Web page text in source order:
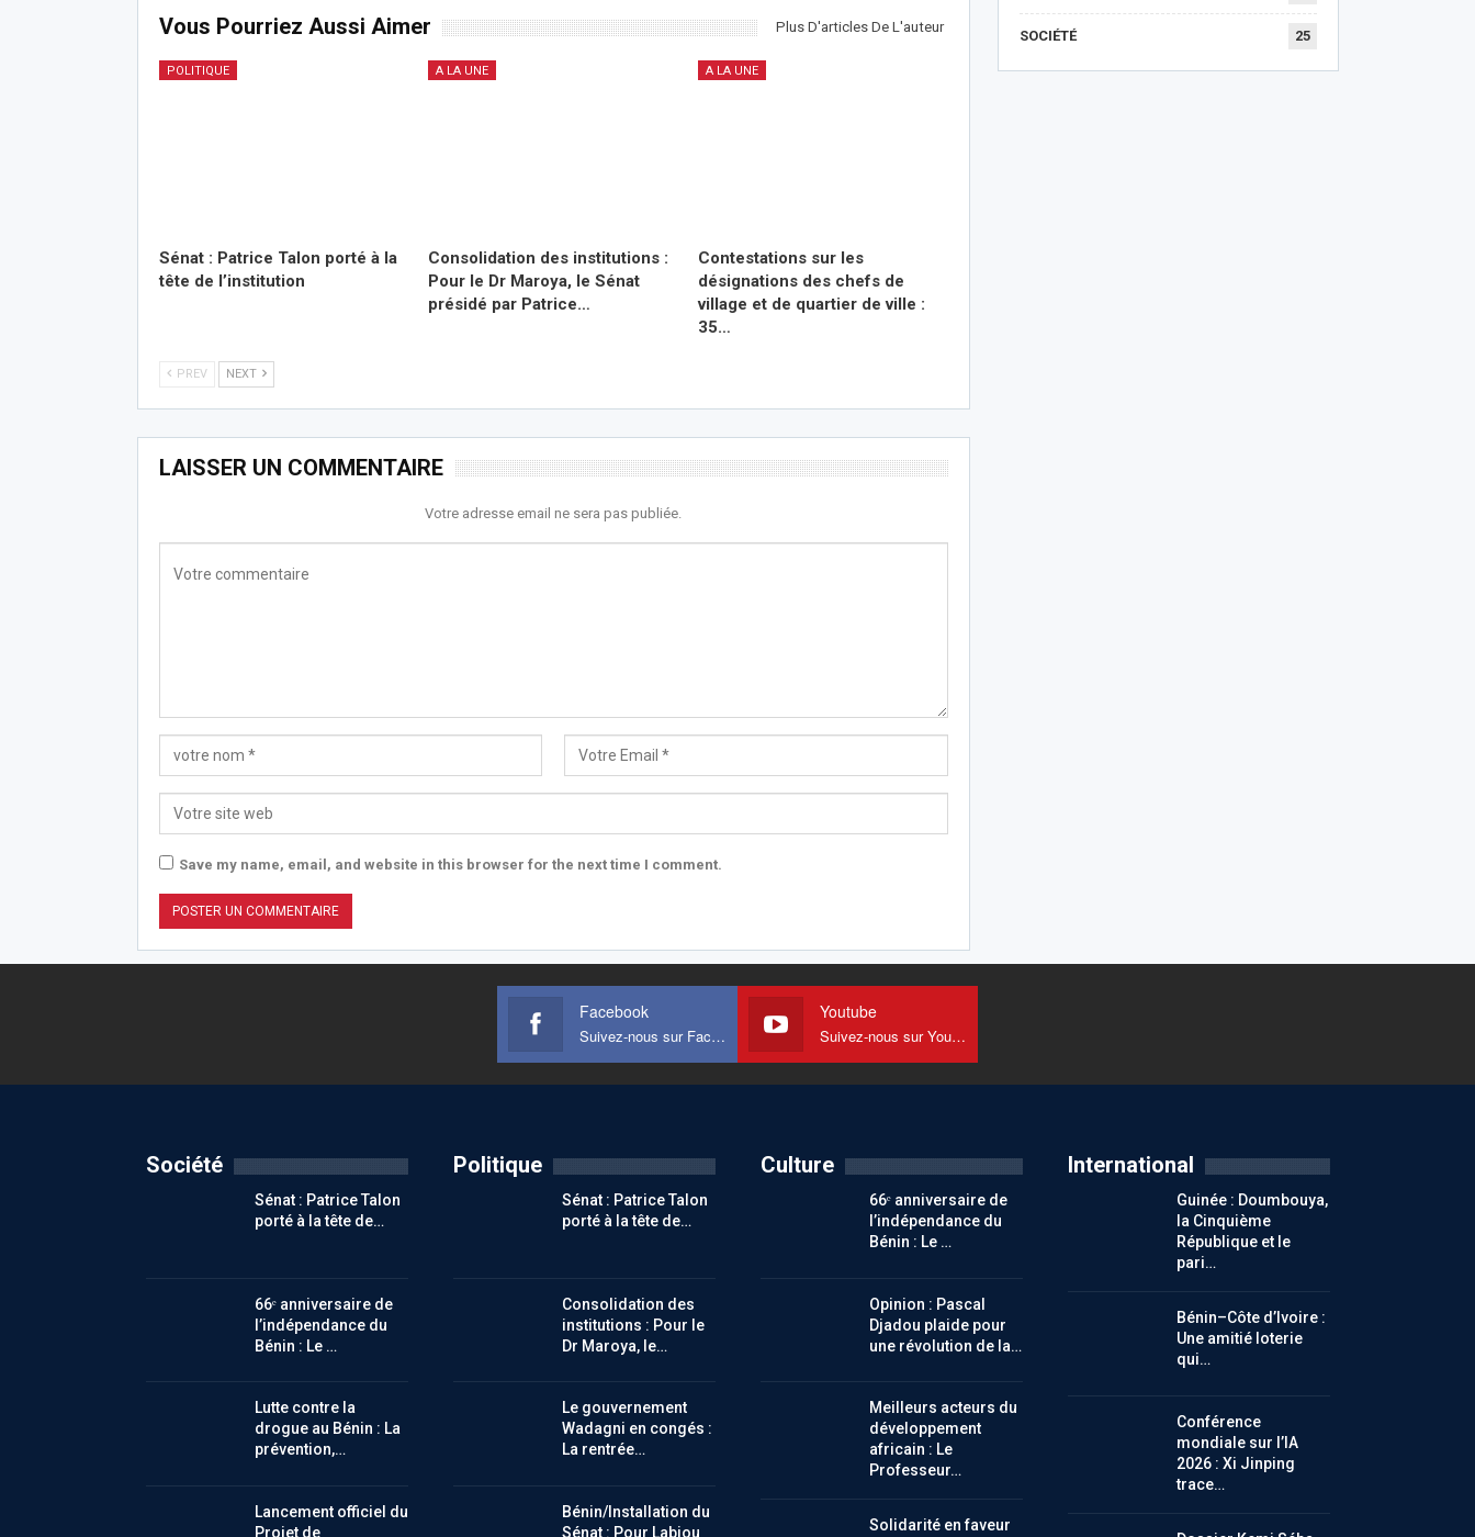
Vous Pourriez Aussi Aimer Plus D'articles De L'auteur
POLITIQUE
Sénat : Patrice Talon porté à la
tête de l’institution
A LA UNE
Consolidation des institutions :
Pour le Dr Maroya, le Sénat
présidé par Patrice…
A LA UNE
Contestations sur les
désignations des chefs de
village et de quartier de ville :
35…
PREV NEXT
LAISSER UN COMMENTAIRE
Votre adresse email ne sera pas publiée.
Save my name, email, and website in this browser for the next time I comment.
SOCIÉTÉ 25
Facebook
Suivez-nous sur Facebook
Youtube
Suivez-nous sur Youtube
Société
Sénat : Patrice Talon
porté à la tête de…
66ᵉ anniversaire de
l’indépendance du
Bénin : Le …
Lutte contre la
drogue au Bénin : La
prévention,…
Lancement officiel du
Projet de
Politique
Sénat : Patrice Talon
porté à la tête de…
Consolidation des
institutions : Pour le
Dr Maroya, le…
Le gouvernement
Wadagni en congés :
La rentrée…
Bénin/Installation du
Sénat : Pour Labiou
Culture
66ᵉ anniversaire de
l’indépendance du
Bénin : Le …
Opinion : Pascal
Djadou plaide pour
une révolution de la…
Meilleurs acteurs du
développement
africain : Le
Professeur…
Solidarité en faveur
International
Guinée : Doumbouya,
la Cinquième
République et le
pari…
Bénin–Côte d’Ivoire :
Une amitié loterie
qui…
Conférence
mondiale sur l’IA
2026 : Xi Jinping
trace…